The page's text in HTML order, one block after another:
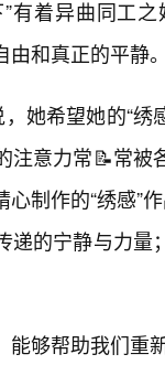
有着异曲同工
由和真正的平静
，她希望她的“
注意力常📝常
制作的“绣感”
递的宁静与力
能够帮助我们重